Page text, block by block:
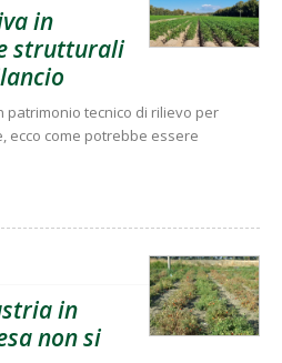
in
strutturali
patrimonio tecnico di rilievo per
ecco come potrebbe essere
in
non si